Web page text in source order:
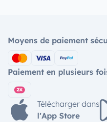
Moyens de paiement
Paiement en plusieurs
Télécharger dans
l'App Store